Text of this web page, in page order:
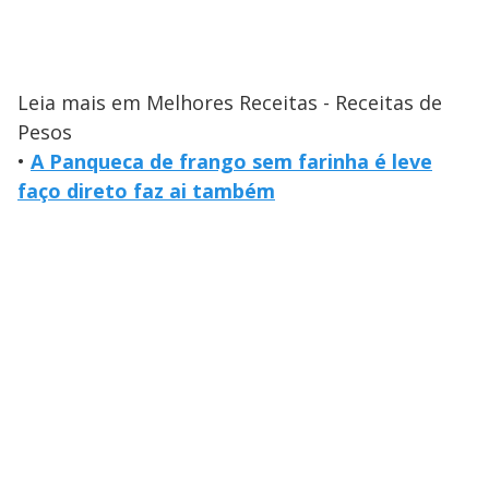
Leia mais em Melhores Receitas - Receitas de
Pesos
• A Panqueca de frango sem farinha é leve
faço direto faz ai também